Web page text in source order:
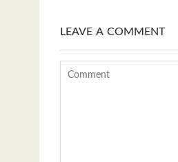
LEAVE A COMMENT